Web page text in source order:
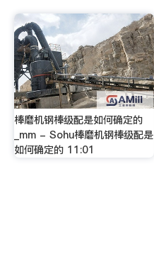
棒磨机钢棒级配是如何确定的
_mm - Sohu棒磨机钢棒级配是
如何确定的 11:01